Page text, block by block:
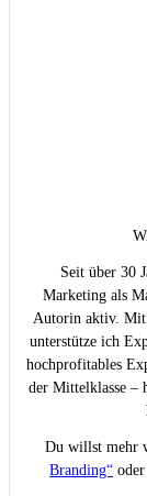
Seit über 30
Marketing als
Autorin aktiv.
unterstütze ich
hochprofitables
der Mittelklasse –
Du willst mehr
Branding“